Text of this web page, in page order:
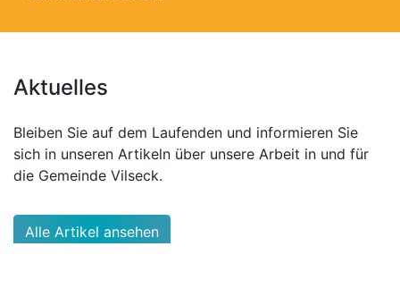
Aktuelles
Bleiben Sie auf dem Laufenden und informieren Sie
sich in unseren Artikeln über unsere Arbeit in und für
die Gemeinde Vilseck.
Alle Artikel ansehen